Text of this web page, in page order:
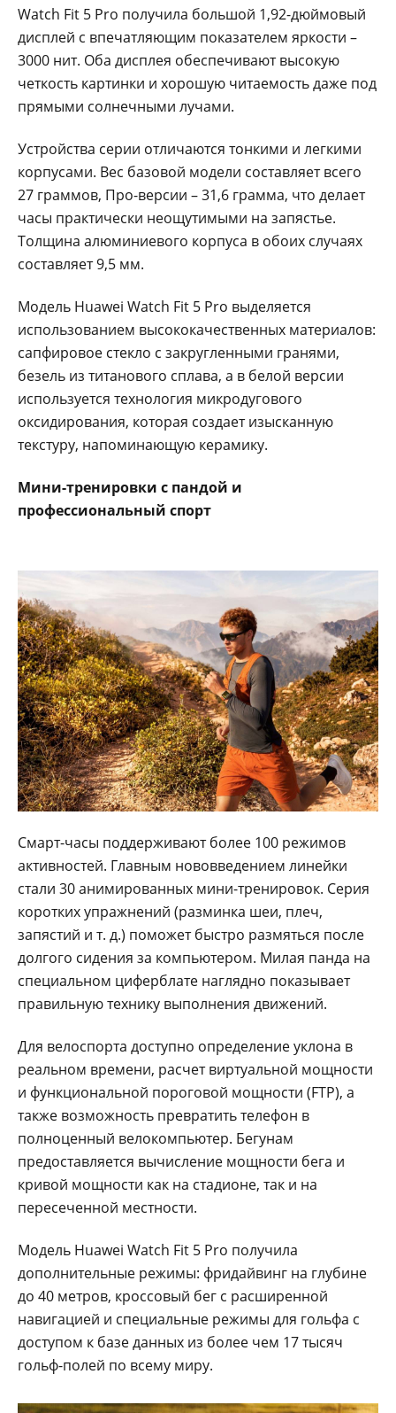
Watch Fit 5 Pro получила большой 1,92-дюймовый
дисплей с впечатляющим показателем яркости –
3000 нит. Оба дисплея обеспечивают высокую
четкость картинки и хорошую читаемость даже под
прямыми солнечными лучами.
Устройства серии отличаются тонкими и легкими
корпусами. Вес базовой модели составляет всего
27 граммов, Про-версии – 31,6 грамма, что делает
часы практически неощутимыми на запястье.
Толщина алюминиевого корпуса в обоих случаях
составляет 9,5 мм.
Модель Huawei Watch Fit 5 Pro выделяется
использованием высококачественных материалов:
сапфировое стекло с закругленными гранями,
безель из титанового сплава, а в белой версии
используется технология микродугового
оксидирования, которая создает изысканную
текстуру, напоминающую керамику.
Мини-тренировки с пандой и
профессиональный спорт
Смарт-часы поддерживают более 100 режимов
активностей. Главным нововведением линейки
стали 30 анимированных мини-тренировок. Серия
коротких упражнений (разминка шеи, плеч,
запястий и т. д.) поможет быстро размяться после
долгого сидения за компьютером. Милая панда на
специальном циферблате наглядно показывает
правильную технику выполнения движений.
Для велоспорта доступно определение уклона в
реальном времени, расчет виртуальной мощности
и функциональной пороговой мощности (FTP), а
также возможность превратить телефон в
полноценный велокомпьютер. Бегунам
предоставляется вычисление мощности бега и
кривой мощности как на стадионе, так и на
пересеченной местности.
Модель Huawei Watch Fit 5 Pro получила
дополнительные режимы: фридайвинг на глубине
до 40 метров, кроссовый бег с расширенной
навигацией и специальные режимы для гольфа с
доступом к базе данных из более чем 17 тысяч
гольф-полей по всему миру.